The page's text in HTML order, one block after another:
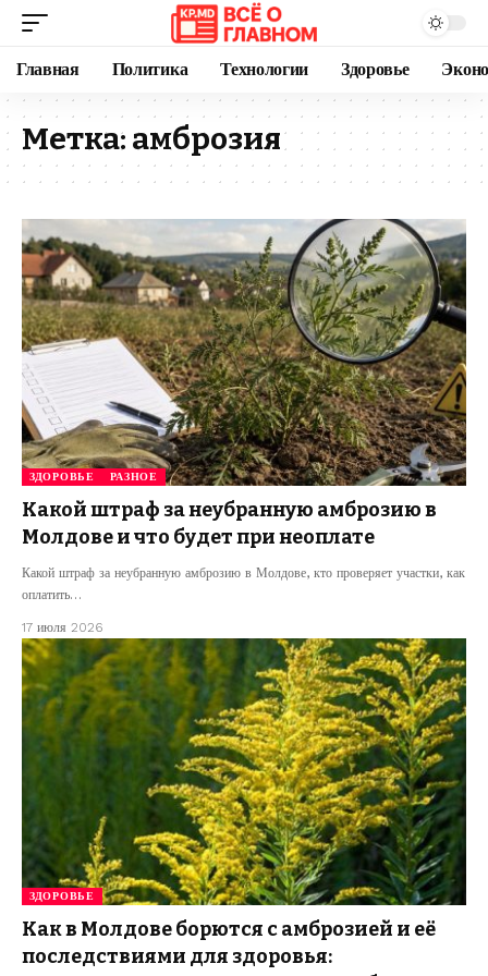
Главная Политика Технологии Здоровье
Метка: амброзия
ЗДОРОВЬЕ РАЗНОЕ
Какой штраф за неубранную амброзию в
Молдове и что будет при неоплате
Какой штраф за неубранную амброзию в Молдове, кто проверяет участки, как
оплатить…
17 июля 2026
ЗДОРОВЬЕ
Как в Молдове борются с амброзией и её
последствиями для здоровья: